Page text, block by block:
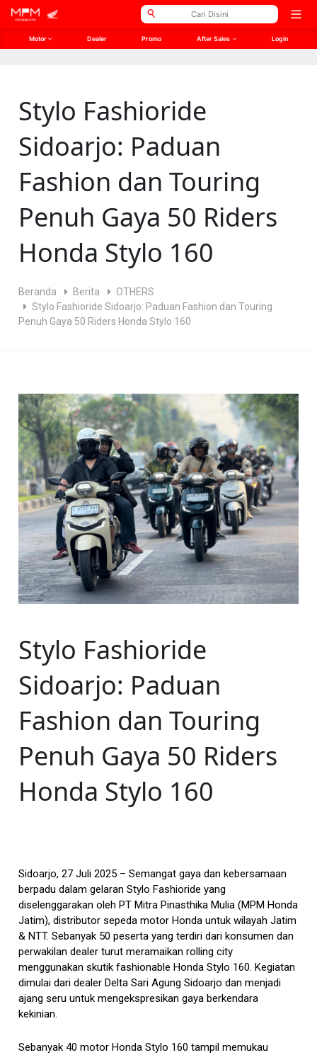
// Open Graph Meta // Twitter Meta
Open
Motor Dealer Promo After Sales Login
Stylo Fashioride
Sidoarjo: Paduan
Fashion dan Touring
Penuh Gaya 50 Riders
Honda Stylo 160
Beranda Berita
OTHERS
Stylo Fashioride Sidoarjo: Paduan Fashion dan Touring
Penuh Gaya 50 Riders Honda Stylo 160
Stylo Fashioride
Sidoarjo: Paduan
Fashion dan Touring
Penuh Gaya 50 Riders
Honda Stylo 160
Sidoarjo, 27 Juli 2025 – Semangat gaya dan kebersamaan
berpadu dalam gelaran Stylo Fashioride yang
diselenggarakan oleh PT Mitra Pinasthika Mulia (MPM Honda
Jatim), distributor sepeda motor Honda untuk wilayah Jatim
& NTT. Sebanyak 50 peserta yang terdiri dari konsumen dan
perwakilan dealer turut meramaikan rolling city
menggunakan skutik fashionable Honda Stylo 160. Kegiatan
dimulai dari dealer Delta Sari Agung Sidoarjo dan menjadi
ajang seru untuk mengekspresikan gaya berkendara
kekinian.
Sebanyak 40 motor Honda Stylo 160 tampil memukau